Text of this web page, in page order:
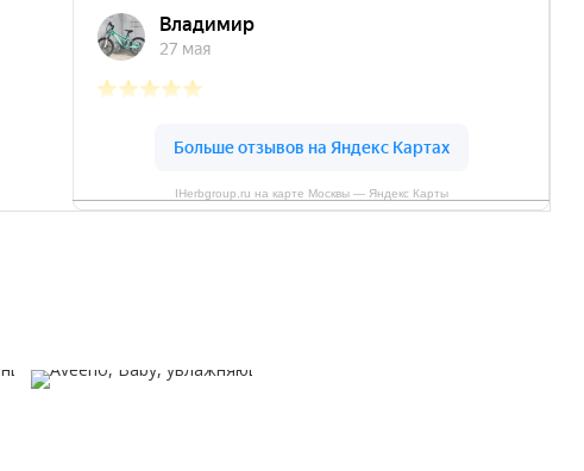
IHerbgroup.ru на карте Москвы — Яндекс Карты